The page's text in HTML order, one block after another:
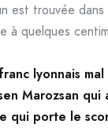
est trouvée
à quelques
lyonnais
Marozsan qui
qui porte le